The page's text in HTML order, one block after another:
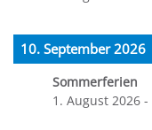
10. September 2026
Sommerferien
1. August 2026 -